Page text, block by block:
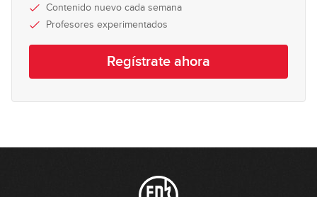
08:35
Los palos: alegría/soleá
Los palos: seguirilla
Contenido nuevo cada semana
Profesores experimentados
Regístrate ahora